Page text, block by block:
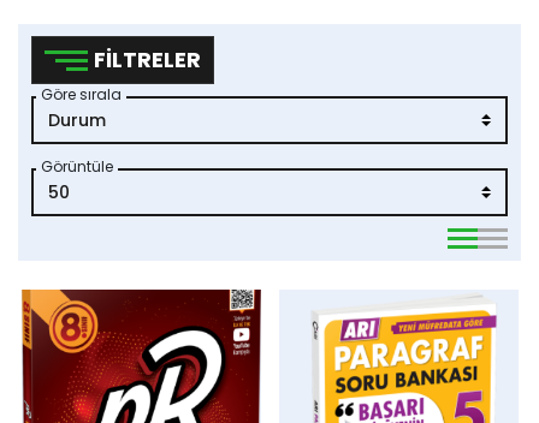
FILTRELER
Göre sırala
Görüntüle